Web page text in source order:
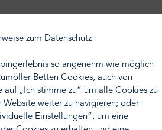
100 % gekämmter hochwertiger
mit offen geschnittenen
die Fußbodenheizung eignet.
Sie gern Kontakt zu uns
zum Datenschutz
so angenehm wie möglich
Betten Cookies, auch von
auf „Ich stimme zu“ um alle Cookies zu
Website weiter zu navigieren; oder
Einstellungen“, um eine